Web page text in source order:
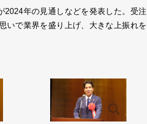
年の見通しなどを発表した。受注
いで業界を盛り上げ、大きな上振れを